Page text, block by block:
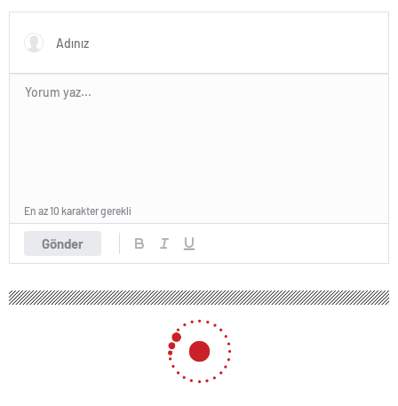
Gönder
En az 10 karakter gerekli